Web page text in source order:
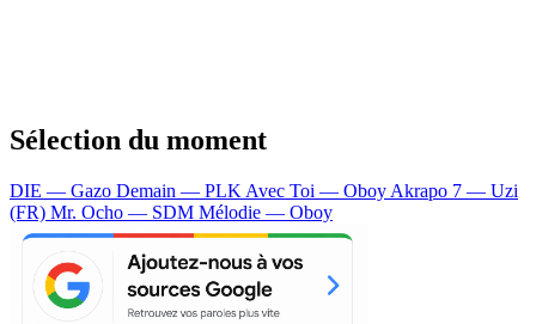
Sélection du moment
DIE — Gazo Demain — PLK Avec Toi — Oboy Akrapo 7 — Uzi
(FR) Mr. Ocho — SDM Mélodie — Oboy